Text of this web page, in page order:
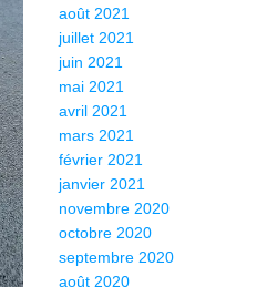
août 2021
juillet 2021
juin 2021
mai 2021
avril 2021
mars 2021
février 2021
janvier 2021
novembre 2020
octobre 2020
septembre 2020
août 2020